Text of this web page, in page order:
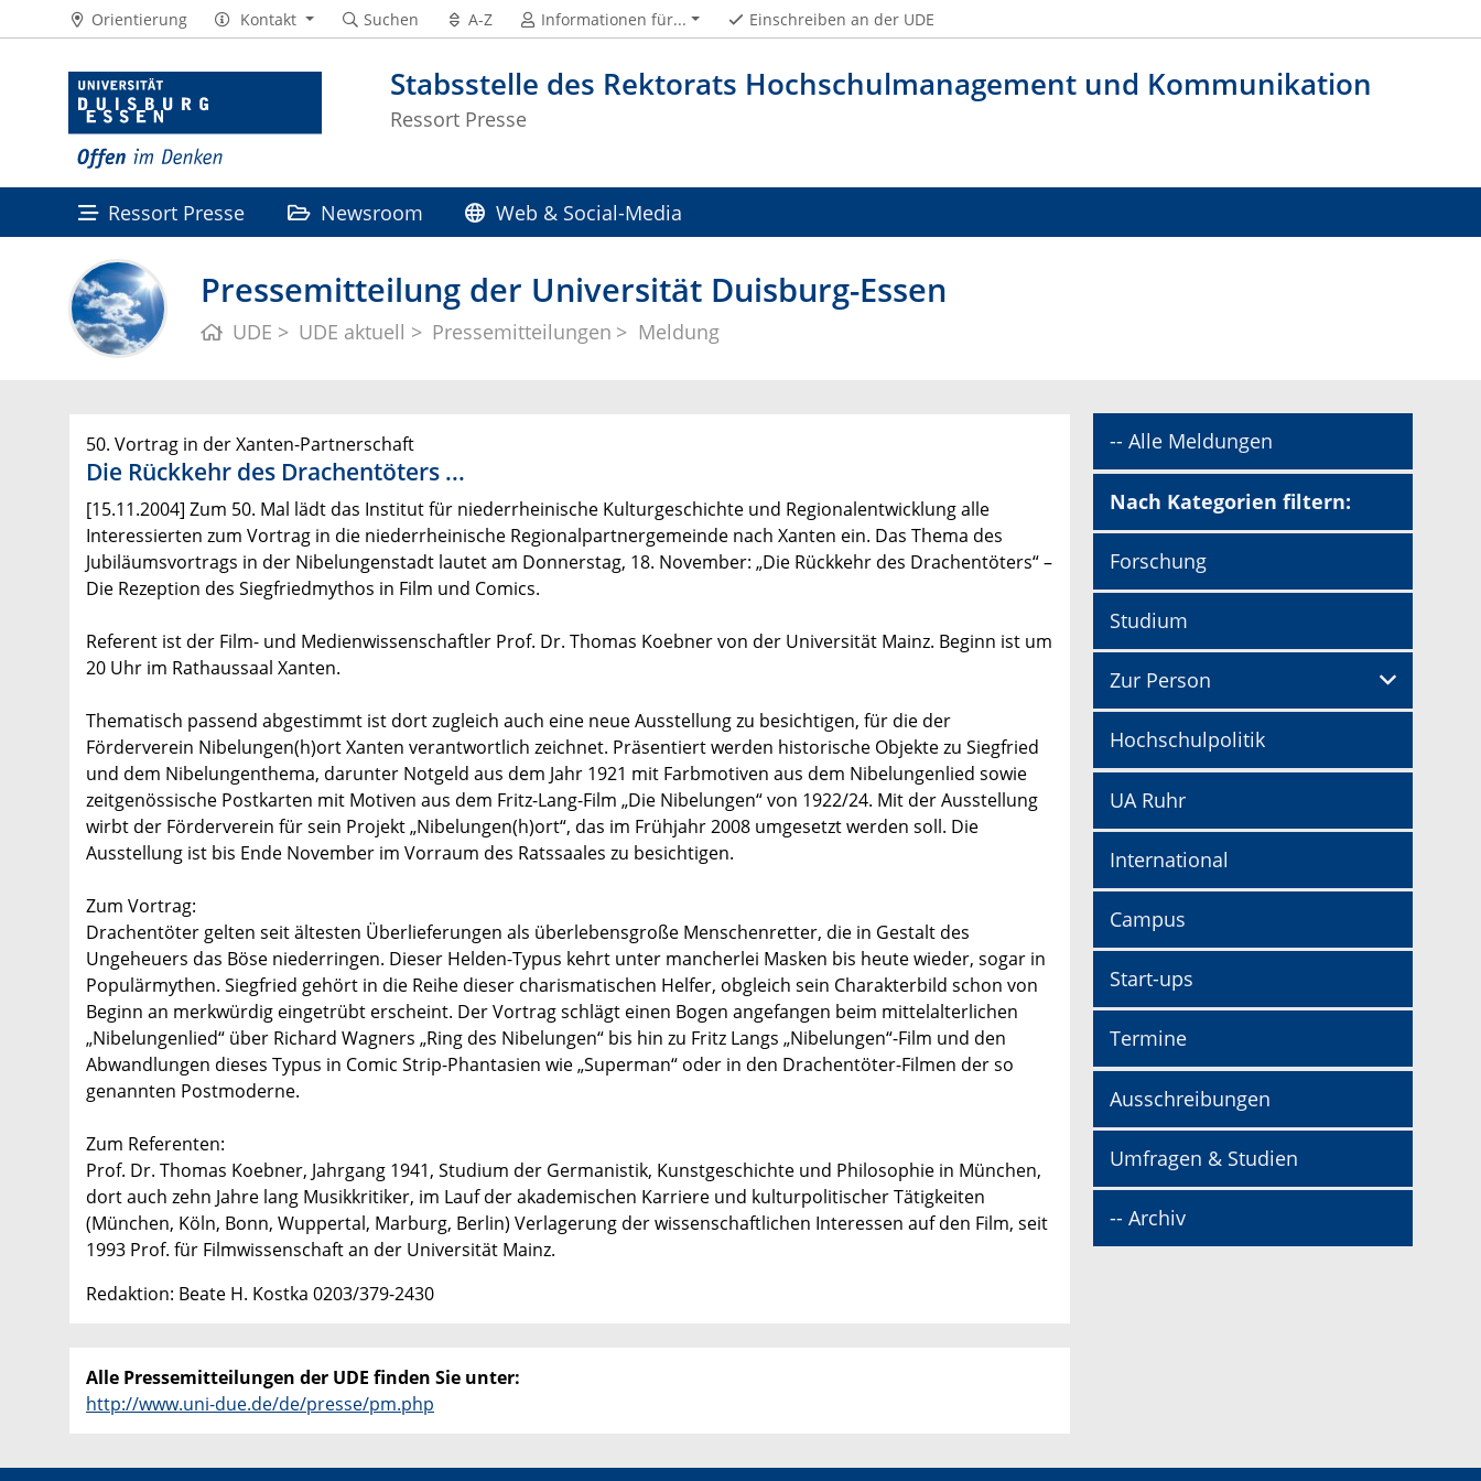
Stabsstelle des Rektorats Hochschulmanagement und Kommunikation
Ressort Presse
Orientierung Kontakt Suchen A-Z Informationen für... Einschreiben an der UDE
Ressort Presse Newsroom Web & Social-Media
Pressemitteilung der Universität Duisburg-Essen
UDE UDE aktuell Pressemitteilungen Meldung
50. Vortrag in der Xanten-Partnerschaft
Die Rückkehr des Drachentöters ...
[15.11.2004] Zum 50. Mal lädt das Institut für niederrheinische Kulturgeschichte und Regionalentwicklung alle
Interessierten zum Vortrag in die niederrheinische Regionalpartnergemeinde nach Xanten ein. Das Thema des
Jubiläumsvortrags in der Nibelungenstadt lautet am Donnerstag, 18. November: „Die Rückkehr des Drachentöters“ –
Die Rezeption des Siegfriedmythos in Film und Comics.
Referent ist der Film- und Medienwissenschaftler Prof. Dr. Thomas Koebner von der Universität Mainz. Beginn ist um
20 Uhr im Rathaussaal Xanten.
Thematisch passend abgestimmt ist dort zugleich auch eine neue Ausstellung zu besichtigen, für die der
Förderverein Nibelungen(h)ort Xanten verantwortlich zeichnet. Präsentiert werden historische Objekte zu Siegfried
und dem Nibelungenthema, darunter Notgeld aus dem Jahr 1921 mit Farbmotiven aus dem Nibelungenlied sowie
zeitgenössische Postkarten mit Motiven aus dem Fritz-Lang-Film „Die Nibelungen“ von 1922/24. Mit der Ausstellung
wirbt der Förderverein für sein Projekt „Nibelungen(h)ort“, das im Frühjahr 2008 umgesetzt werden soll. Die
Ausstellung ist bis Ende November im Vorraum des Ratssaales zu besichtigen.
Zum Vortrag:
Drachentöter gelten seit ältesten Überlieferungen als überlebensgroße Menschenretter, die in Gestalt des
Ungeheuers das Böse niederringen. Dieser Helden-Typus kehrt unter mancherlei Masken bis heute wieder, sogar in
Populärmythen. Siegfried gehört in die Reihe dieser charismatischen Helfer, obgleich sein Charakterbild schon von
Beginn an merkwürdig eingetrübt erscheint. Der Vortrag schlägt einen Bogen angefangen beim mittelalterlichen
„Nibelungenlied“ über Richard Wagners „Ring des Nibelungen“ bis hin zu Fritz Langs „Nibelungen“-Film und den
Abwandlungen dieses Typus in Comic Strip-Phantasien wie „Superman“ oder in den Drachentöter-Filmen der so
genannten Postmoderne.
Zum Referenten:
Prof. Dr. Thomas Koebner, Jahrgang 1941, Studium der Germanistik, Kunstgeschichte und Philosophie in München,
dort auch zehn Jahre lang Musikkritiker, im Lauf der akademischen Karriere und kulturpolitischer Tätigkeiten
(München, Köln, Bonn, Wuppertal, Marburg, Berlin) Verlagerung der wissenschaftlichen Interessen auf den Film, seit
1993 Prof. für Filmwissenschaft an der Universität Mainz.
Redaktion: Beate H. Kostka 0203/379-2430
Alle Pressemitteilungen der UDE finden Sie unter:
http://www.uni-due.de/de/presse/pm.php
-- Alle Meldungen
Nach Kategorien filtern:
Forschung
Studium
Zur Person
Hochschulpolitik
UA Ruhr
International
Campus
Start-ups
Termine
Ausschreibungen
Umfragen & Studien
-- Archiv